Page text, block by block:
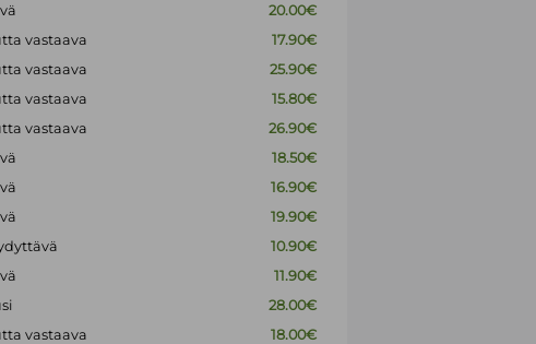
20.00€
vastaava
17.90€
vastaava
25.90€
vastaava
15.80€
vastaava
26.90€
18.50€
16.90€
19.90€
10.90€
11.90€
28.00€
vastaava
18.00€